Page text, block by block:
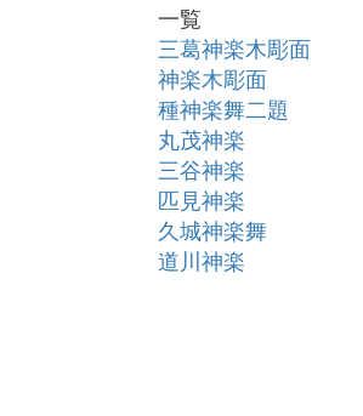
一覧
三葛神楽木彫面
神楽木彫面
種神楽舞二題
丸茂神楽
三谷神楽
匹見神楽
久城神楽舞
道川神楽